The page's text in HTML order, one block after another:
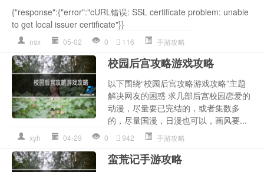
{"response":{"error":"cURL错误: SSL certificate problem: unable
to get local issuer certificate"}}
nsx 05-02 0 116 手游攻略
校园后宫攻略游戏攻略
以下围绕“校园后宫攻略游戏攻略”主题
解决网友的困惑 求几部后宫校园恋爱的
动漫，尽量要已完结的，或者集数多
的，尽量国漫，日漫也可以，画风要...
xyh 04-29 0 942 手游攻略
蛮荒记手游攻略